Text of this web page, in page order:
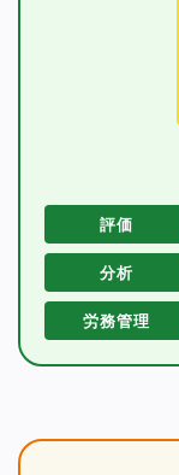
評価
分析
労務管理